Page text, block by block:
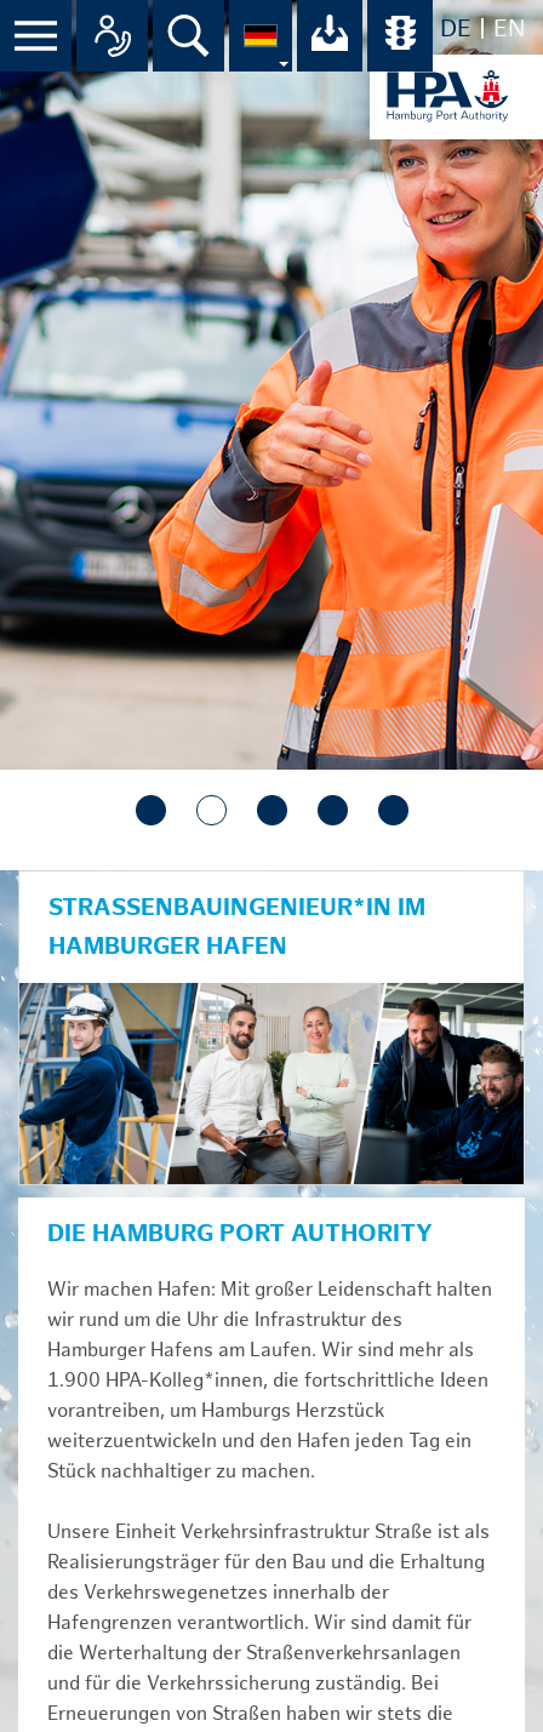
DE EN
Menü Alle Ansprechpartner im
Suche Ihr Download-
STRASSENBAUINGENIEUR*IN IM H
AMBURGER HAFEN
DIE HAMBURG PORT AUTHORITY
Wir machen Hafen: Mit großer Leidenschaft halten
wir rund um die Uhr die Infrastruktur des
Hamburger Hafens am Laufen. Wir sind mehr als
1.900 HPA-Kolleg*innen, die fortschrittliche Ideen
vorantreiben, um Hamburgs Herzstück
weiterzuentwickeln und den Hafen jeden Tag ein
Stück nachhaltiger zu machen.
Unsere Einheit Verkehrsinfrastruktur Straße ist als
Realisierungsträger für den Bau und die Erhaltung
des Verkehrswegenetzes innerhalb der
Hafengrenzen verantwortlich. Wir sind damit für
die Werterhaltung der Straßenverkehrsanlagen
und für die Verkehrssicherung zuständig. Bei
Erneuerungen von Straßen haben wir stets die